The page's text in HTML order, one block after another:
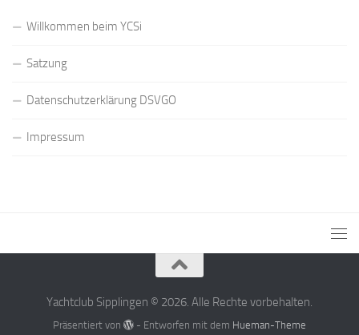
Willkommen beim YCSi
Satzung
Datenschutzerklärung DSVGO
Impressum
Yachtclub Sipplingen © 2026. Alle Rechte vorbehalten.
Präsentiert von - Entworfen mit dem Hueman-Theme